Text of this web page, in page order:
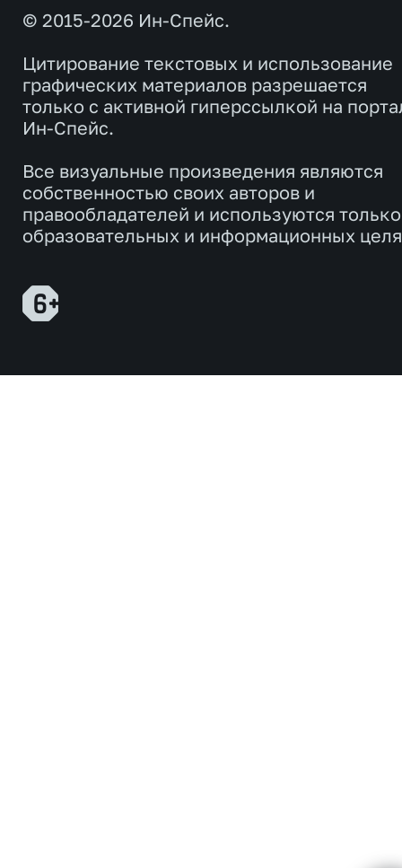
© 2015-2026 Ин-Спейс.
Цитирование текстовых и использование
графических материалов разрешается
только с активной гиперссылкой на
Ин-Спейс.
Все визуальные произведения являются
собственностью своих авторов и
правообладателей и используются
образовательных и информационных